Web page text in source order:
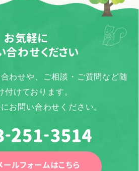
お気軽に
合わせください
わせや、ご相談・ご質問など随
付けております。
お問い合わせください。
ールフォームはこちら